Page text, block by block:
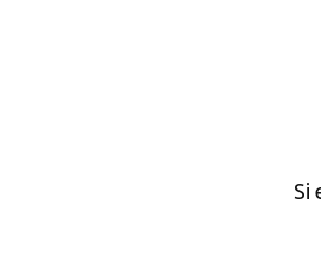
Si